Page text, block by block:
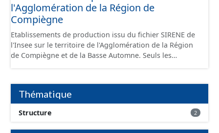
l'Agglomération de la Région de
Compiègne
Etablissements de production issu du fichier SIRENE de
l'Insee sur le territoire de l'Agglomération de la Région
de Compiègne et de la Basse Automne. Seuls les
et structurés conformément aux prescriptions du
standard CNIG Sites Economiques. Ce lot ne contient pas
la référence aux terrains à vocation économique à ce
jour. Il est filtré au-delà des prescriptions du CNIG se
limitant aux SCI.
Thématique
Structure 2